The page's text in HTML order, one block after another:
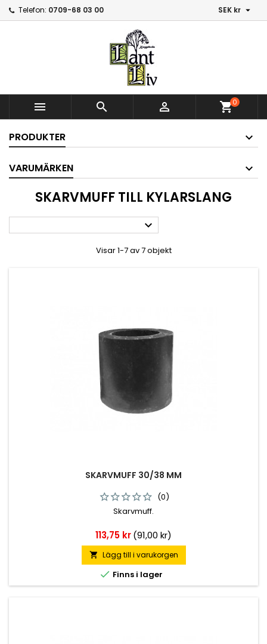
Telefon: 0709-68 03 00 SEK kr 
   shopping_cart0
PRODUKTER
VARUMÄRKEN
SKARVMUFF TILL KYLARSLANG

Visar 1-7 av 7 objekt
SKARVMUFF 30/38 MM
(0)
Skarvmuff.
Pris
113,75 kr(91,00 kr)
 Lägg till i varukorgen
 Finns i lager